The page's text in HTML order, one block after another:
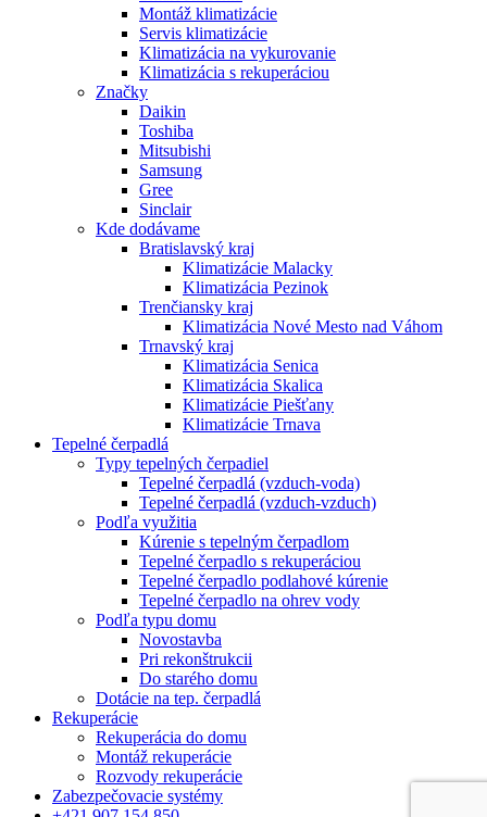
Montáž klimatizácie
Servis klimatizácie
Klimatizácia na vykurovanie
Klimatizácia s rekuperáciou
Značky
Daikin
Toshiba
Mitsubishi
Samsung
Gree
Sinclair
Kde dodávame
Bratislavský kraj
Klimatizácie Malacky
Klimatizácia Pezinok
Trenčiansky kraj
Klimatizácia Nové Mesto nad Váhom
Trnavský kraj
Klimatizácia Senica
Klimatizácia Skalica
Klimatizácie Piešťany
Klimatizácie Trnava
Tepelné čerpadlá
Typy tepelných čerpadiel
Tepelné čerpadlá (vzduch-voda)
Tepelné čerpadlá (vzduch-vzduch)
Podľa využitia
Kúrenie s tepelným čerpadlom
Tepelné čerpadlo s rekuperáciou
Tepelné čerpadlo podlahové kúrenie
Tepelné čerpadlo na ohrev vody
Podľa typu domu
Novostavba
Pri rekonštrukcii
Do starého domu
Dotácie na tep. čerpadlá
Rekuperácie
Rekuperácia do domu
Montáž rekuperácie
Rozvody rekuperácie
Zabezpečovacie systémy